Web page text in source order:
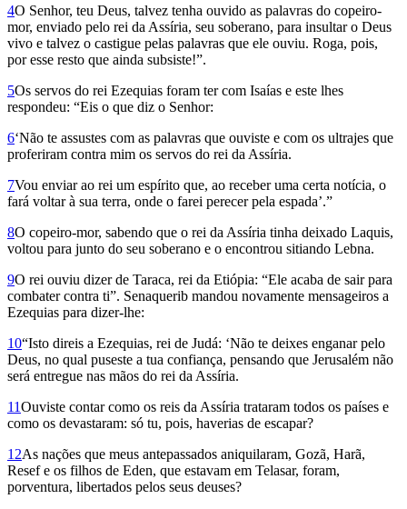
4O Senhor, teu Deus, talvez tenha ouvido as palavras do copeiro-
mor, enviado pelo rei da Assíria, seu soberano, para insultar o Deus
vivo e talvez o castigue pelas palavras que ele ouviu. Roga, pois,
por esse resto que ainda subsiste!”.
5Os servos do rei Ezequias foram ter com Isaías e este lhes
respondeu: “Eis o que diz o Senhor:
6‘Não te assustes com as palavras que ouviste e com os ultrajes que
proferiram contra mim os servos do rei da Assíria.
7Vou enviar ao rei um espírito que, ao receber uma certa notícia, o
fará voltar à sua terra, onde o farei perecer pela espada’.”
8O copeiro-mor, sabendo que o rei da Assíria tinha deixado Laquis,
voltou para junto do seu soberano e o encontrou sitiando Lebna.
9O rei ouviu dizer de Taraca, rei da Etiópia: “Ele acaba de sair para
combater contra ti”. Senaquerib mandou novamente mensageiros a
Ezequias para dizer-lhe:
10“Isto direis a Ezequias, rei de Judá: ‘Não te deixes enganar pelo
Deus, no qual puseste a tua confiança, pensando que Jerusalém não
será entregue nas mãos do rei da Assíria.
11Ouviste contar como os reis da Assíria trataram todos os países e
como os devastaram: só tu, pois, haverias de escapar?
12As nações que meus antepassados aniquilaram, Gozã, Harã,
Resef e os filhos de Eden, que estavam em Telasar, foram,
porventura, libertados pelos seus deuses?